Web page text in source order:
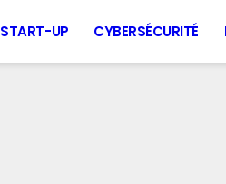
START-UP CYBERSÉCURITÉ